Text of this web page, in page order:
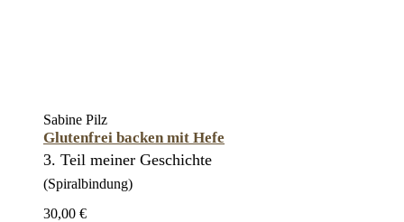
Sabine Pilz
Glutenfrei backen mit Hefe
3. Teil meiner Geschichte
(Spiralbindung)
30,00 €